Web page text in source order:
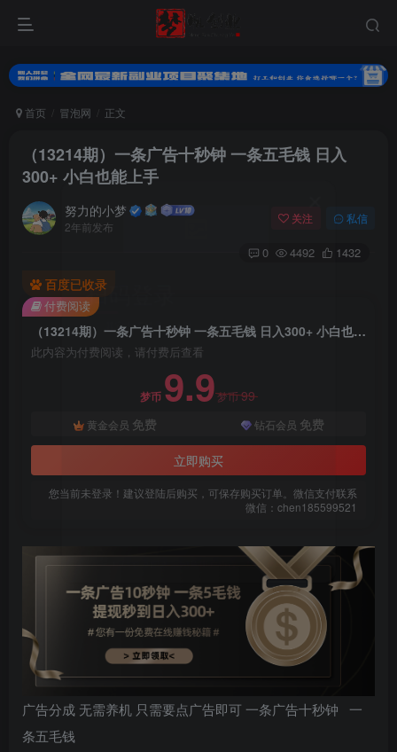
首页 冒泡网 正文
（13214期）一条广告十秒钟 一条五毛钱 日入
300+ 小白也能上手
努力的小梦
2年前发布
关注 私信
0 4492 1432
百度已收录
（13214期）一条广告十秒钟 一条五毛钱 日入300+ 小白也能上手
此内容为付费阅读，请付费后查看
梦币 9.9梦币99
黄金会员 免费 钻石会员 免费
立即购买
您当前未登录！建议登陆后购买，可保存购买订单。微信支付联系
微信：chen185599521
付费阅读
广告分成 无需养机 只需要点广告即可 一条广告十秒钟 一
条五毛钱
扫码登录
使用其它方式登录
隐私声明